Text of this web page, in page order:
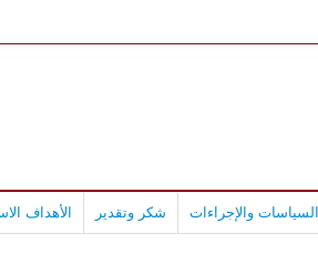
السياسات والإجراءات شكر وتقدير الأهداف